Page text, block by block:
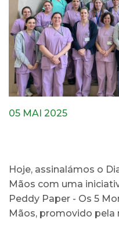
05 MAI 2025
Hoje, assinalámos o
Mãos com uma
Peddy Paper - Os 5
Mãos, promovido pela